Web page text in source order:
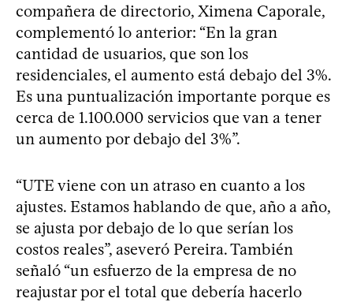
compañera de directorio, Ximena Caporale,
complementó lo anterior: “En la gran
cantidad de usuarios, que son los
residenciales, el aumento está debajo del 3%.
Es una puntualización importante porque es
cerca de 1.100.000 servicios que van a tener
un aumento por debajo del 3%”.
“UTE viene con un atraso en cuanto a los
ajustes. Estamos hablando de que, año a año,
se ajusta por debajo de lo que serían los
costos reales”, aseveró Pereira. También
señaló “un esfuerzo de la empresa de no
reajustar por el total que debería hacerlo